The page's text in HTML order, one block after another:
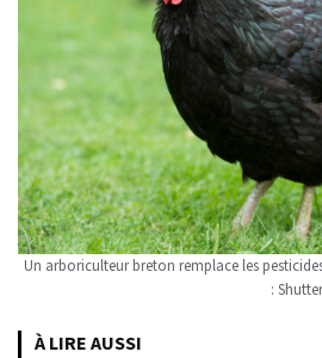
Un arboriculteur breton remplace les
:
À LIRE AUSSI